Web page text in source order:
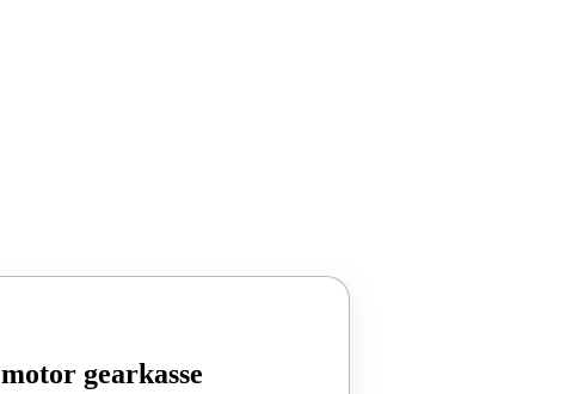
gearkasse